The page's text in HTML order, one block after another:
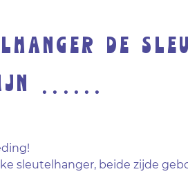
De
......
sleutelhanger, beide zijde